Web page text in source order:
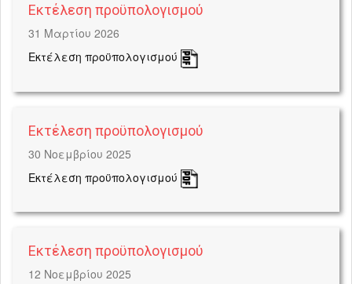
Εκτέλεση προϋπολογισμού
31 Μαρτίου 2026
Εκτέλεση προϋπολογισμού
Εκτέλεση προϋπολογισμού
30 Νοεμβρίου 2025
Εκτέλεση προϋπολογισμού
Εκτέλεση προϋπολογισμού
12 Νοεμβρίου 2025